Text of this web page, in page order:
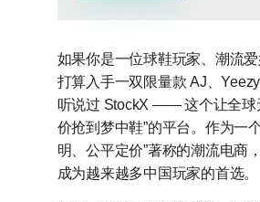
如果你是一位球鞋玩家、潮流
打算入手一双限量款 AJ、
听说过 StockX —— 这个让全球
价抢到梦中鞋”的平台。作为一
明、公平定价”著称的潮流电商
成为越来越多中国玩家的首选。